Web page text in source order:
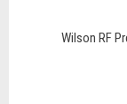
Wilson RF